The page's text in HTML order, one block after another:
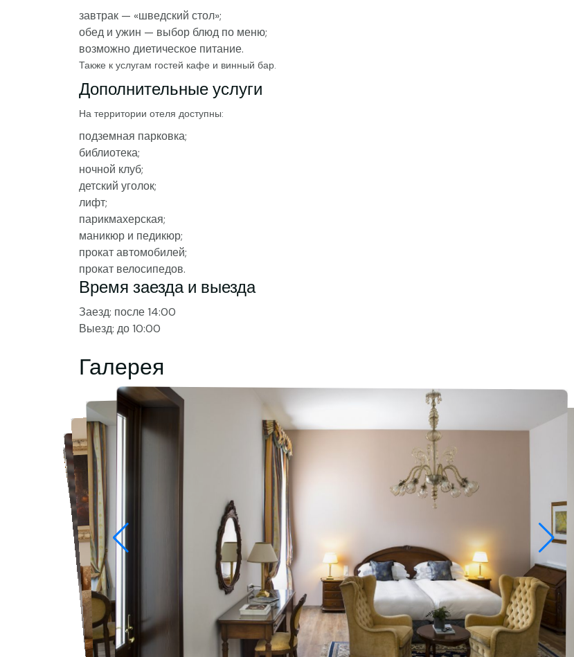
завтрак — «шведский стол»;
обед и ужин — выбор блюд по меню;
возможно диетическое питание.
Также к услугам гостей кафе и винный бар.
Дополнительные услуги
На территории отеля доступны:
подземная парковка;
библиотека;
ночной клуб;
детский уголок;
лифт;
парикмахерская;
маникюр и педикюр;
прокат автомобилей;
прокат велосипедов.
Время заезда и выезда
Заезд: после 14:00
Выезд: до 10:00
Галерея